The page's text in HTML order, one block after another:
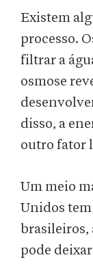
Existem
processo.
filtrar a
osmose
disso, a
outro fator
Um meio
Unidos
brasileiros,
pode